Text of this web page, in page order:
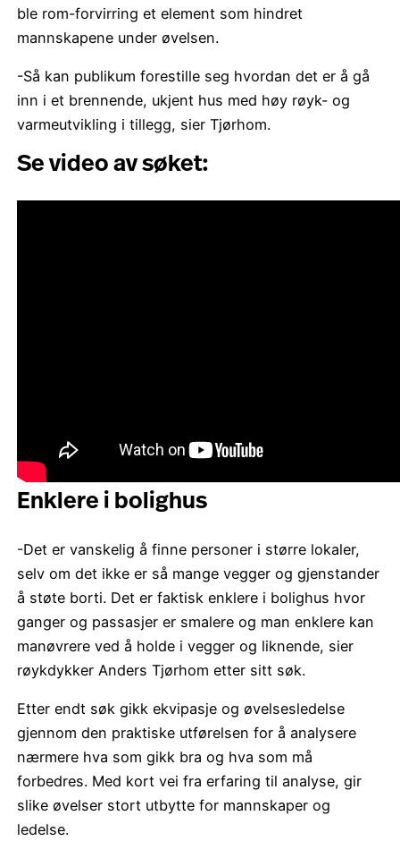
ble rom-forvirring et element som hindret
mannskapene under øvelsen.
-Så kan publikum forestille seg hvordan det er å gå
inn i et brennende, ukjent hus med høy røyk- og
varmeutvikling i tillegg, sier Tjørhom.
Se video av søket:
Enklere i bolighus
-Det er vanskelig å finne personer i større lokaler,
selv om det ikke er så mange vegger og gjenstander
å støte borti. Det er faktisk enklere i bolighus hvor
ganger og passasjer er smalere og man enklere kan
manøvrere ved å holde i vegger og liknende, sier
røykdykker Anders Tjørhom etter sitt søk.
Etter endt søk gikk ekvipasje og øvelsesledelse
gjennom den praktiske utførelsen for å analysere
nærmere hva som gikk bra og hva som må
forbedres. Med kort vei fra erfaring til analyse, gir
slike øvelser stort utbytte for mannskaper og
ledelse.